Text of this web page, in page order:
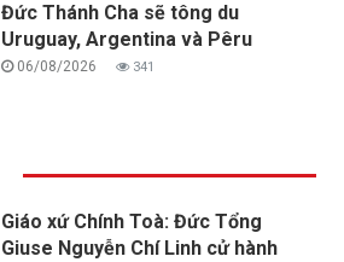
Đức Thánh Cha sẽ tông du
Uruguay, Argentina và Pêru
06/08/2026 341
Giáo xứ Chính Toà: Đức Tổng
Giuse Nguyễn Chí Linh cử hành